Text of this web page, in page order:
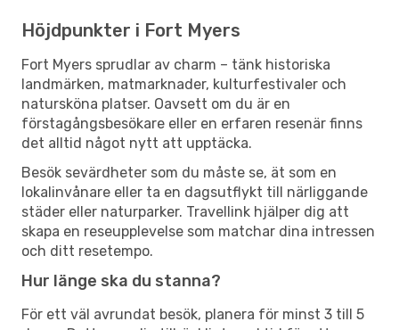
Höjdpunkter i Fort Myers
Fort Myers sprudlar av charm – tänk historiska
landmärken, matmarknader, kulturfestivaler och
natursköna platser. Oavsett om du är en
förstagångsbesökare eller en erfaren resenär finns
det alltid något nytt att upptäcka.
Besök sevärdheter som du måste se, ät som en
lokalinvånare eller ta en dagsutflykt till närliggande
städer eller naturparker. Travellink hjälper dig att
skapa en reseupplevelse som matchar dina intressen
och ditt resetempo.
Hur länge ska du stanna?
För ett väl avrundat besök, planera för minst 3 till 5